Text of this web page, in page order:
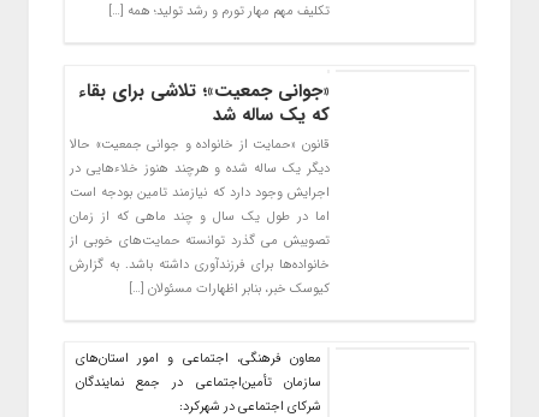
تکلیف مهم مهار تورم و رشد تولید؛ همه […]
«جوانی جمعیت»؛ تلاشی برای بقاء
که یک ساله شد
قانون «حمایت از خانواده و جوانی جمعیت» حالا
دیگر یک ساله شده و هرچند هنوز خلاء‌هایی در
اجرایش وجود دارد که نیازمند تامین بودجه است
اما در طول یک سال و چند ماهی که از زمان
تصویبش می گذرد توانسته حمایت‌های خوبی از
خانواده‌ها برای فرزندآوری داشته باشد. به گزارش
کیوسک خبر، بنابر اظهارات مسئولان […]
معاون فرهنگی، اجتماعی و امور استان‌های
سازمان تأمین‌اجتماعی در جمع نمایندگان
شرکای اجتماعی در شهرکرد: